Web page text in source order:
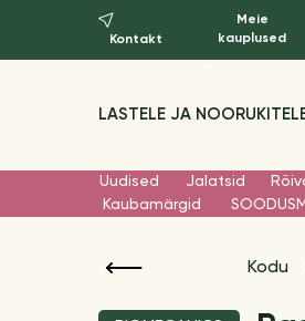
Kontakt
Meie
kauplused
LASTELE JA
Uudised Jalatsid
Kaubamärgid
Kodu